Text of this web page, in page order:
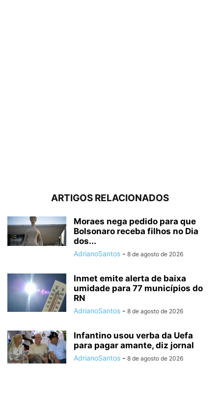
ARTIGOS RELACIONADOS
Moraes nega pedido para que
Bolsonaro receba filhos no Dia
dos...
AdrianoSantos - 8 de agosto de 2026
Inmet emite alerta de baixa
umidade para 77 municípios do
RN
AdrianoSantos - 8 de agosto de 2026
Infantino usou verba da Uefa
para pagar amante, diz jornal
AdrianoSantos - 8 de agosto de 2026